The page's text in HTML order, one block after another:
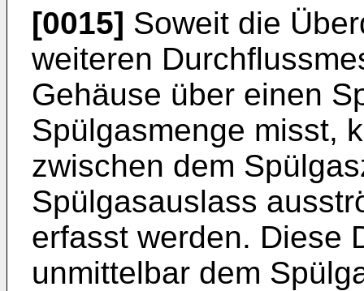
[0015] Soweit die
weiteren
Gehäuse über einen
Spülgasmenge misst,
zwischen dem
Spülgasauslass
erfasst werden. Diese
unmittelbar dem